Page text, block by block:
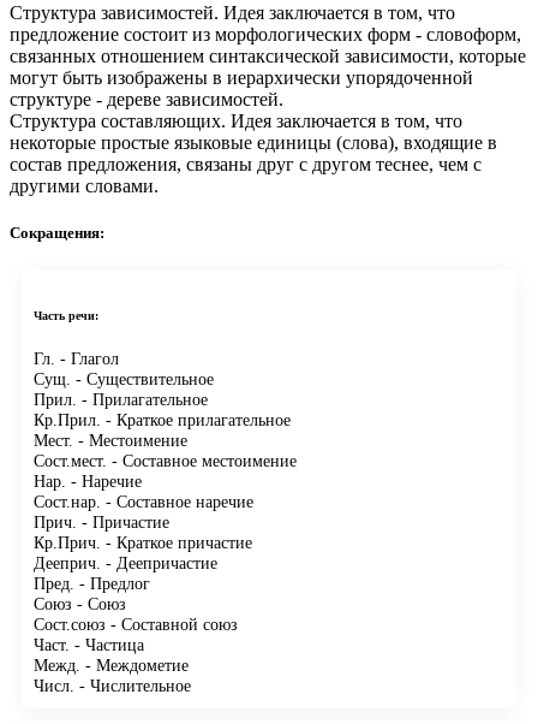
Структура зависимостей. Идея заключается в том, что
предложение состоит из морфологических форм - словоформ,
связанных отношением синтаксической зависимости, которые
могут быть изображены в иерархически упорядоченной
структуре - дереве зависимостей.
Структура составляющих. Идея заключается в том, что
некоторые простые языковые единицы (слова), входящие в
состав предложения, связаны друг с другом теснее, чем с
другими словами.
Сокращения:
Часть речи:
Гл. - Глагол
Сущ. - Существительное
Прил. - Прилагательное
Кр.Прил. - Краткое прилагательное
Мест. - Местоимение
Сост.мест. - Составное местоимение
Нар. - Наречие
Сост.нар. - Составное наречие
Прич. - Причастие
Кр.Прич. - Краткое причастие
Дееприч. - Деепричастие
Пред. - Предлог
Союз - Союз
Сост.союз - Составной союз
Част. - Частица
Межд. - Междометие
Числ. - Числительное